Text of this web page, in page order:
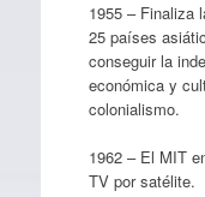
1955 – Finaliza
25 países
conseguir la
económica y
colonialismo.
1962 – El MIT
TV por satélite.